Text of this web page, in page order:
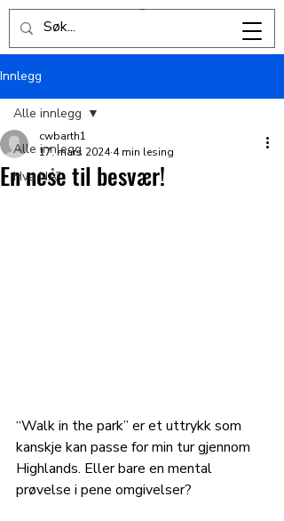
Innlegg
Alle innlegg
Hva NÅ?
Alle innlegg
En nese til besvær!
cwbarth1
17. mars 2024 4 min lesing
“Walk in the park” er et uttrykk som
kanskje kan passe for min tur gjennom
Highlands. Eller bare en mental
prøvelse i pene omgivelser?